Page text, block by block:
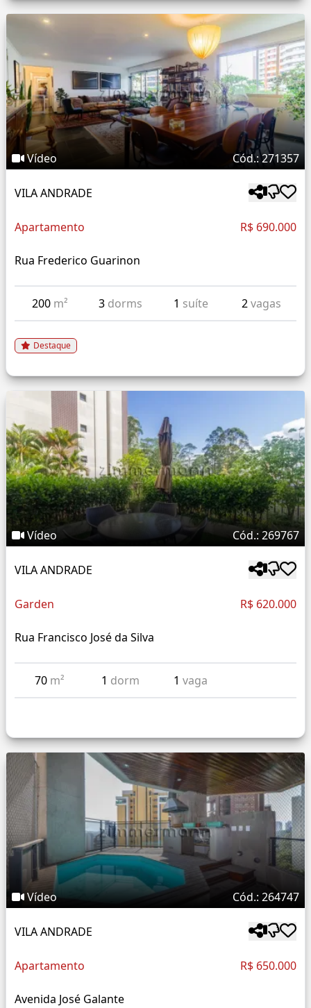
Vídeo Cód.: 271357
VILA ANDRADE
Apartamento R$ 690.000
Rua Frederico Guarinon
200 m² 3 dorms 1 suíte 2vagas
Destaque
Vídeo Cód.: 269767
VILA ANDRADE
Garden R$ 620.000
Rua Francisco José da Silva
70 m² 1 dorm 1vaga
Vídeo Cód.: 264747
VILA ANDRADE
Apartamento R$ 650.000
Avenida José Galante